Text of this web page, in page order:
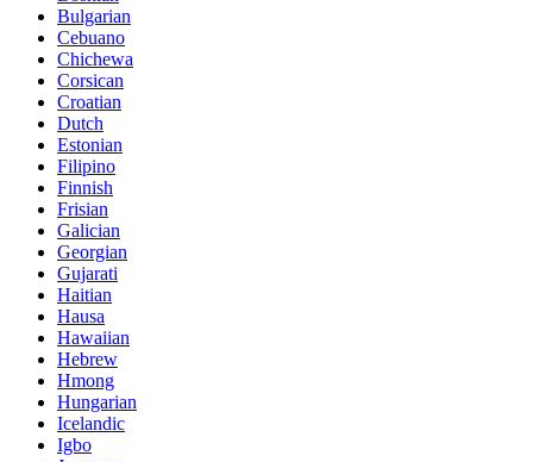
Bulgarian
Cebuano
Chichewa
Corsican
Croatian
Dutch
Estonian
Filipino
Finnish
Frisian
Galician
Georgian
Gujarati
Haitian
Hausa
Hawaiian
Hebrew
Hmong
Hungarian
Icelandic
Igbo